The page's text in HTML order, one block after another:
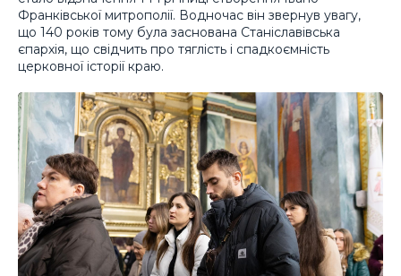
Франківської митрополії. Водночас він звернув увагу,
що 140 років тому була заснована Станіславівська
єпархія, що свідчить про тяглість і спадкоємність
церковної історії краю.